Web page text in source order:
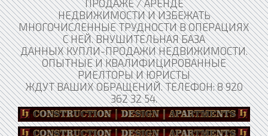
ПРОДАЖЕ / АРЕНДЕ
НЕДВИЖИМОСТИ И ИЗБЕЖАТЬ
МНОГОЧИСЛЕННЫЕ ТРУДНОСТИ В ОПЕРАЦИЯХ
С НЕЙ. ВНУШИТЕЛЬНАЯ БАЗА
ДАННЫХ КУПЛИ-ПРОДАЖИ НЕДВИЖИМОСТИ.
ОПЫТНЫЕ И КВАЛИФИЦИРОВАННЫЕ
РИЕЛТОРЫ И ЮРИСТЫ
ЖДУТ ВАШИХ ОБРАЩЕНИЙ. ТЕЛЕФОН: 8 920
362 32 54.